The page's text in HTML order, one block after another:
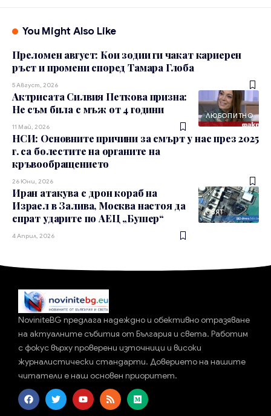
You Might Also Like
Преломен август: Кои зодии ги чакат кариерен
ръст и промени според Тамара Глоба
5 Август, 2026
ЛЮБОПИТНО
Актрисата Силвия Петкова призна:
Не съм била с мъж от 4 години
11 Май, 2026
НСИ: Основните причини за смърт у нас през 2025
г. са болестите на органите на
кръвообращението
26 Юни, 2026
СВЯТ
Иран атакува с дрон кораб на
Израел в Залива, Москва настоя да
спрат ударите по АЕЦ „Бушер“
4 Април, 2026
NoviniteBG предлага надеждно и обективно отразяване
на актуалните събития от България и света. Работим
с фокус върху проверени източници и високи
журналистически стандарти. Доверието на нашите
читатели е наш основен приоритет.